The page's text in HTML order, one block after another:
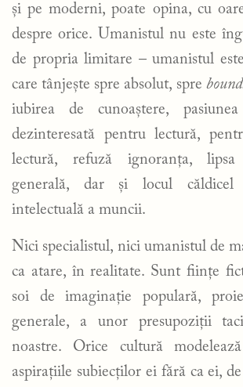
și pe moderni, poate opina, cu
despre orice. Umanistul nu este
de propria limitare – umanistul
care tânjește spre absolut, spre
iubirea de cunoaștere,
dezinteresată pentru lectură,
lectură, refuză ignoranța,
generală, dar și locul căldicel
intelectuală a muncii.
Nici specialistul, nici umanistul de
ca atare, în realitate. Sunt ființe
soi de imaginație populară,
generale, a unor presupoziții
noastre. Orice cultură
aspirațiile subiecților ei fără ca ei,